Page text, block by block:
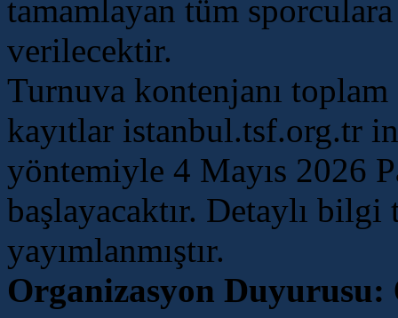
tamamlayan tüm
verilecektir.
Turnuva kontenjanı toplam
kayıtlar istanbul.tsf.org.tr
yöntemiyle 4 Mayıs 2026
başlayacaktır. Detaylı
yayımlanmıştır.
Organizasyon Duyurusu: